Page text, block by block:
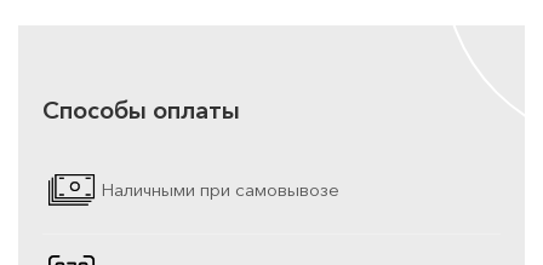
Способы оплаты
Наличными при самовывозе